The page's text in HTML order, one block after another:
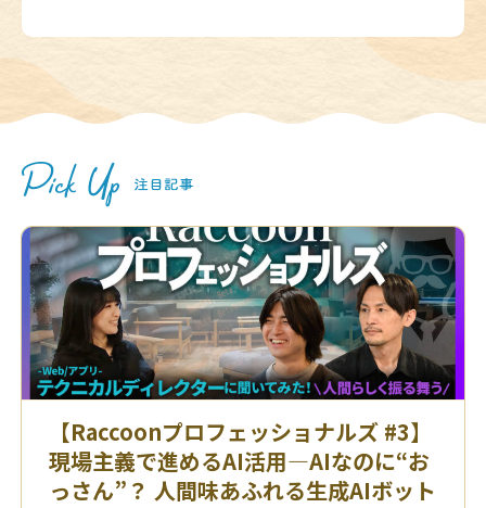
【Raccoonプロフェッショナルズ #3】
現場主義で進めるAI活用—AIなのに“お
っさん”？ 人間味あふれる生成AIボット